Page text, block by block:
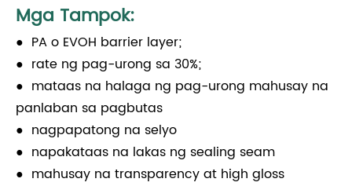
Mga Tampok:
● PA o EVOH barrier layer;
● rate ng pag-urong sa 30%;
● mataas na halaga ng pag-urong mahusay na
panlaban sa pagbutas
● nagpapatong na selyo
● napakataas na lakas ng sealing seam
● mahusay na transparency at high gloss